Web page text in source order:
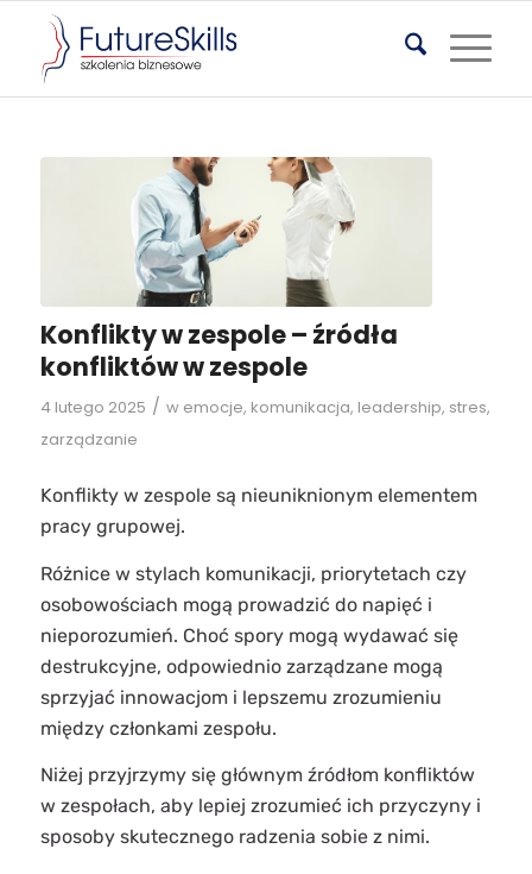
Konflikty w zespole – źródła
konfliktów w zespole
4 lutego 2025 / w emocje, komunikacja, leadership, stres,
zarządzanie
Konflikty w zespole są nieuniknionym elementem
pracy grupowej.
Różnice w stylach komunikacji, priorytetach czy
osobowościach mogą prowadzić do napięć i
nieporozumień. Choć spory mogą wydawać się
destrukcyjne, odpowiednio zarządzane mogą
sprzyjać innowacjom i lepszemu zrozumieniu
między członkami zespołu.
Niżej przyjrzymy się głównym źródłom konfliktów
w zespołach, aby lepiej zrozumieć ich przyczyny i
sposoby skutecznego radzenia sobie z nimi.